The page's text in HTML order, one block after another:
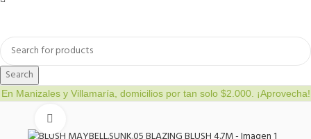
Search
En Manizales y Villamaría, domicilios por tan solo $2.000. ¡Aprovecha!